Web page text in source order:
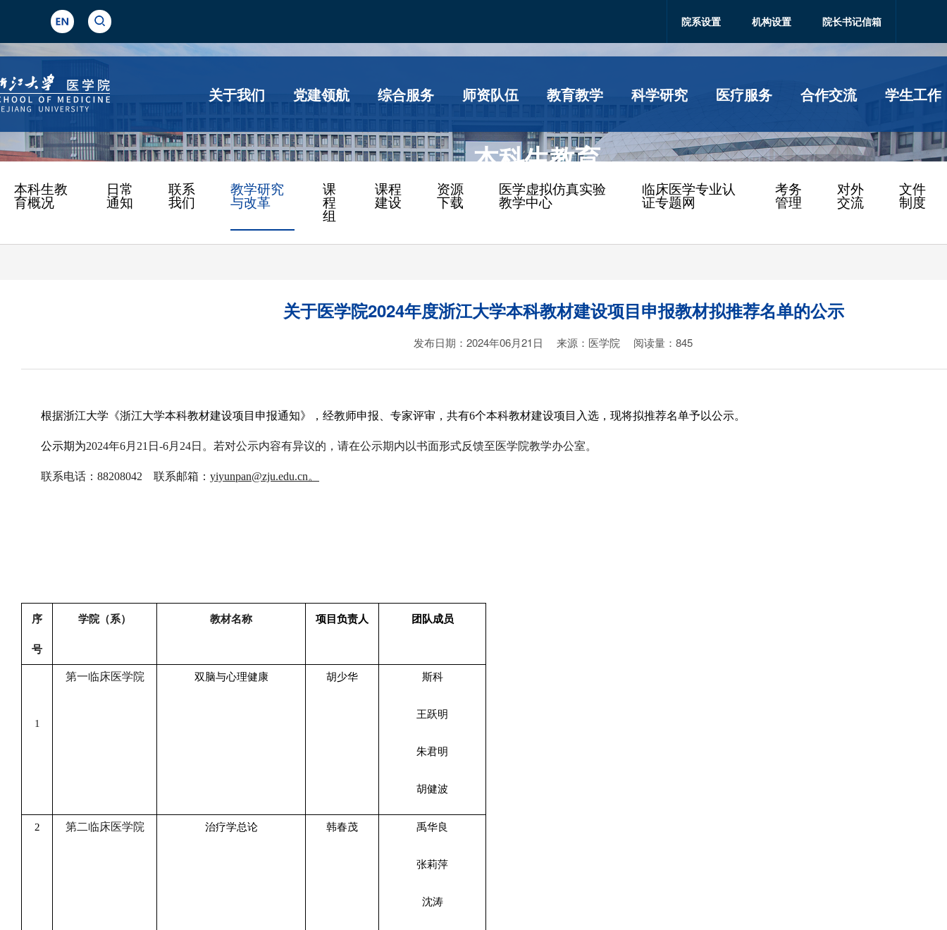
关于我们 党建领航 综合服务 师资队伍 教育教学 科学研究 医疗服务 合作交流 学生工作
院系设置 机构设置 院长书记信箱
本科生教育
本科生教
育概况
日常
通知
联系
我们
教学研究
与改革
课
程
组
课程
建设
资源
下载
医学虚拟仿真实验
教学中心
临床医学专业认
证专题网
考务
管理
对外
交流
文件
制度
关于医学院2024年度浙江大学本科教材建设项目申报教材拟推荐名单的公示
发布日期：2024年06月21日 来源：医学院 阅读量： 845
根据浙江大学《浙江大学本科教材建设项目申报通知》，经教师申报、 专家评审 ，共有6个本科教材建设项目入选 ， 现将拟推荐名单予以公示。
公示期为2024年6月 21 日 -6月 24日。若对公示内容有异议的，请在公示期内以书面形式反馈至医学院教学办公室。
联系电话： 88208042 联系邮箱： yiyunpan@zju.edu.cn。
序
号
学院（系） 教材名称 项目负责人 团队成员
1
第一临床医学院 双脑与心理健康 胡少华 斯科
王跃明
朱君明
胡健波
2 第二临床医学院 治疗学总论 韩春茂 禹华良
张莉萍
沈涛